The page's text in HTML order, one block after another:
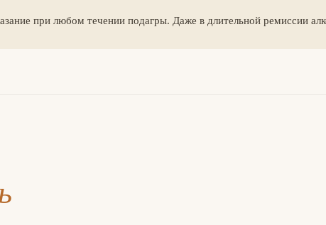
при любом течении подагры. Даже в длительной ремиссии